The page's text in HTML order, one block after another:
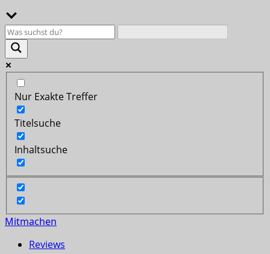
Nur Exakte Treffer
Titelsuche
Inhaltsuche
Mitmachen
Reviews